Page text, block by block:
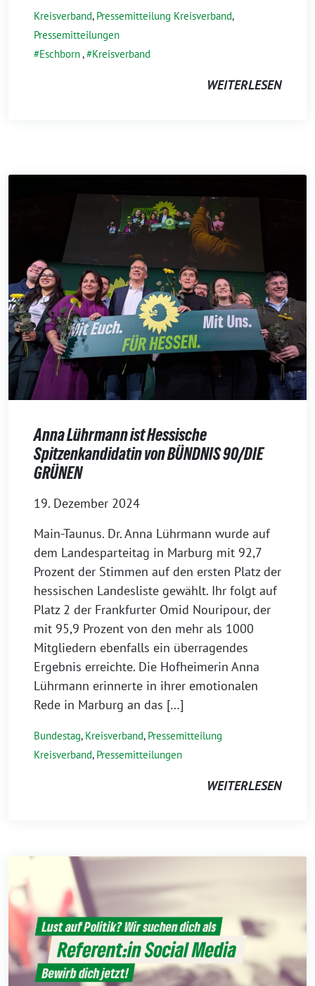
Kreisverband, Pressemitteilung Kreisverband,
Pressemitteilungen
Eschborn, Kreisverband
WEITERLESEN
Anna Lührmann ist Hessische
Spitzenkandidatin von BÜNDNIS 90/DIE
GRÜNEN
19. Dezember 2024
Main-Taunus. Dr. Anna Lührmann wurde auf
dem Landesparteitag in Marburg mit 92,7
Prozent der Stimmen auf den ersten Platz der
hessischen Landesliste gewählt. Ihr folgt auf
Platz 2 der Frankfurter Omid Nouripour, der
mit 95,9 Prozent von den mehr als 1000
Mitgliedern ebenfalls ein überragendes
Ergebnis erreichte. Die Hofheimerin Anna
Lührmann erinnerte in ihrer emotionalen
Rede in Marburg an das […]
Bundestag, Kreisverband, Pressemitteilung
Kreisverband, Pressemitteilungen
WEITERLESEN